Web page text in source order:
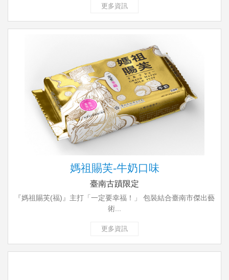
更多資訊
媽祖賜芙-牛奶口味
臺南古蹟限定
『媽祖賜芙(福)』主打「一定要幸福！」 包裝結合臺南市傑出藝
術...
更多資訊